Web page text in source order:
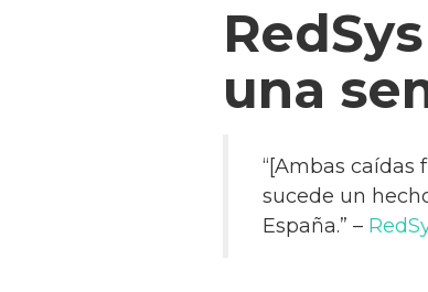
una
“[Ambas
sucede un
España.” –